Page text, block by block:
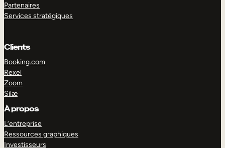
Partenaires
Services stratégiques
Clients
Booking.com
Rexel
Zoom
Silæ
À propos
L’entreprise
Ressources graphiques
Investisseurs